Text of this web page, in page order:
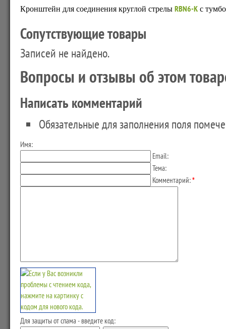
Кронштейн для соединения круглой стрелы RBN6-K с
Сопутствующие товары
Записей не найдено.
Вопросы и отзывы об этом
Написать комментарий
Обязательные для заполнения поля
Имя:
Email:
Тема:
Комментарий:*
Для защиты от спама - введите код: